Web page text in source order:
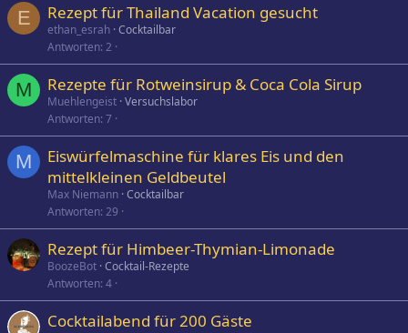
E Rezept für Thailand Vacation gesucht
ethan_esrah Cocktailbar
Antworten 2
M Rezepte für Rotweinsirup & Coca Cola Sirup
Muehlengeist Versuchslabor
Antworten 7
M
Eiswürfelmaschine für klares Eis und den
mittelkleinen Geldbeutel
Max Niemann Cocktailbar
Antworten 29
Rezept für Himbeer-Thymian-Limonade
BoozeBot Cocktail-Rezepte
Antworten 4
Cocktailabend für 200 Gäste